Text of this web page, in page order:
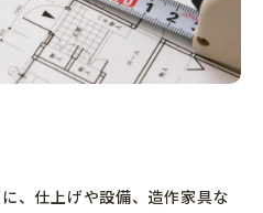
、仕上げや設備、造作家具な